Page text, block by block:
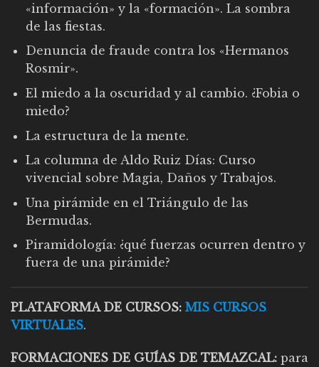
«información» y la «formación». La sombra
de las fiestas.
Denuncia de fraude contra los «Hermanos
Rosmir».
El miedo a la oscuridad y al cambio. ¿Fobia o
miedo?
La estructura de la mente.
La columna de Aldo Ruiz Días: Curso
vivencial sobre Magia, Daños y Trabajos.
Una pirámide en el Triángulo de las
Bermudas.
Piramidología: ¿qué fuerzas ocurren dentro y
fuera de una pirámide?
PLATAFORMA DE CURSOS: MIS CURSOS
VIRTUALES.
FORMACIONES DE GUÍAS DE TEMAZCAL: para